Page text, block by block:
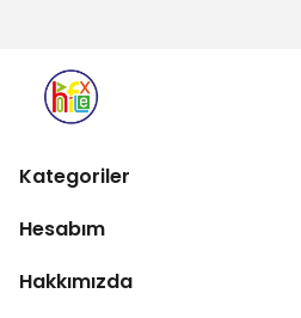
Kategoriler
Hesabım
Hakkımızda